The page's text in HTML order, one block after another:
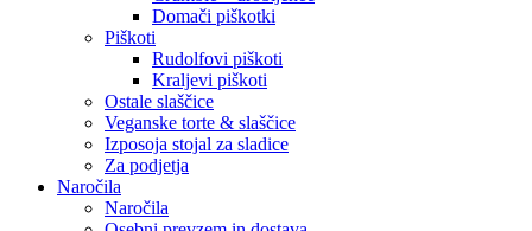
Domači piškotki
Piškoti
Rudolfovi piškoti
Kraljevi piškoti
Ostale slaščice
Veganske torte & slaščice
Izposoja stojal za sladice
Za podjetja
Naročila
Naročila